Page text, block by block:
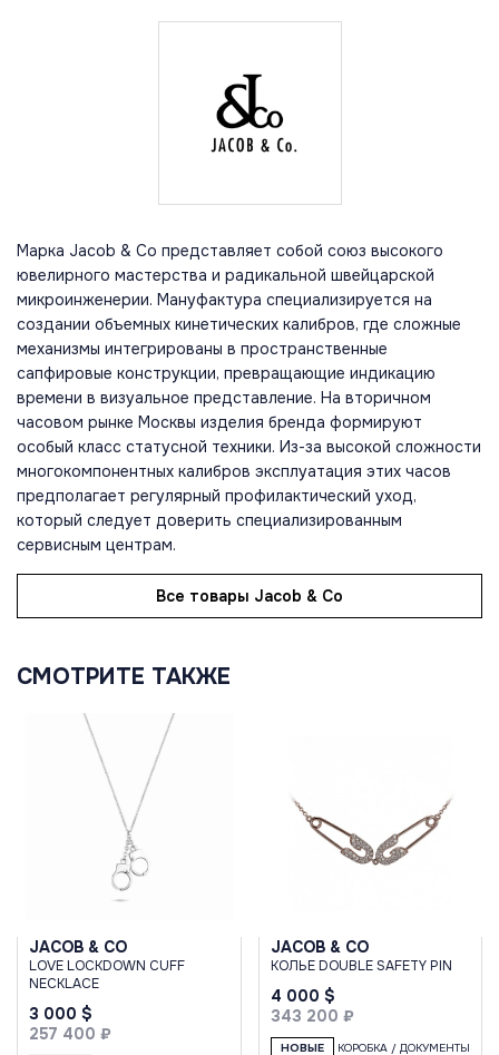
Марка Jacob & Co представляет собой союз высокого
ювелирного мастерства и радикальной швейцарской
микроинженерии. Мануфактура специализируется на
создании объемных кинетических калибров, где сложные
механизмы интегрированы в пространственные
сапфировые конструкции, превращающие индикацию
времени в визуальное представление. На вторичном
часовом рынке Москвы изделия бренда формируют
особый класс статусной техники. Из-за высокой сложности
многокомпонентных калибров эксплуатация этих часов
предполагает регулярный профилактический уход,
который следует доверить специализированным
сервисным центрам.
Все товары Jacob & Co
СМОТРИТЕ ТАКЖЕ
JACOB & CO
LOVE LOCKDOWN CUFF
NECKLACE
3 000 $
257 400 ₽
JACOB & CO
КОЛЬЕ DOUBLE SAFETY PIN
4 000 $
343 200 ₽
НОВЫЕ КОРОБКА / ДОКУМЕНТЫ